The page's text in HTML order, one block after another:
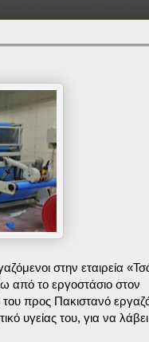
στην εταιρεία
από το εργοστάσιο στον
του προς Πακιστανό
υγείας του, για να